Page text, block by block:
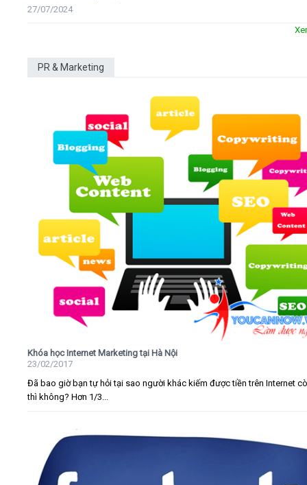
27/07/2024
PR & Marketing
Khóa học Internet Marketing tại Hà Nội
23/02/2017
Đã bao giờ bạn tự hỏi tại sao người khác kiếm được tiền trên Internet
thì không? Hơn 1/3...